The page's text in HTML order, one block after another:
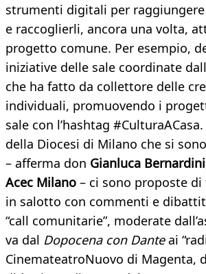
strumenti digitali per
e raccoglierli, ancora una volta,
progetto comune. Per esempio,
iniziative delle sale coordinate
che ha fatto da collettore delle
individuali, promuovendo i
sale con l’hashtag
della Diocesi di Milano che si
– afferma don Gianluca
Acec Milano – ci sono proposte
in salotto con commenti e
“call comunitarie”, moderate
va dal Dopocena con Danteai
CinemateatroNuovo di Magenta,